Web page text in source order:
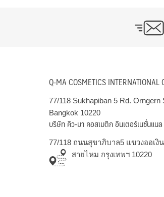
Q-MA COSMETICS INTERNATIONAL
77/118 Sukhapiban 5 Rd. Orngern
Bangkok 10220
บริษัท คิว-มา คอสเมติก อินเตอร์เนชั่นแน
77/118 ถนนสุขาภิบาล5 แขวงออเงิ
สายไหม กรุงเทพฯ 10220